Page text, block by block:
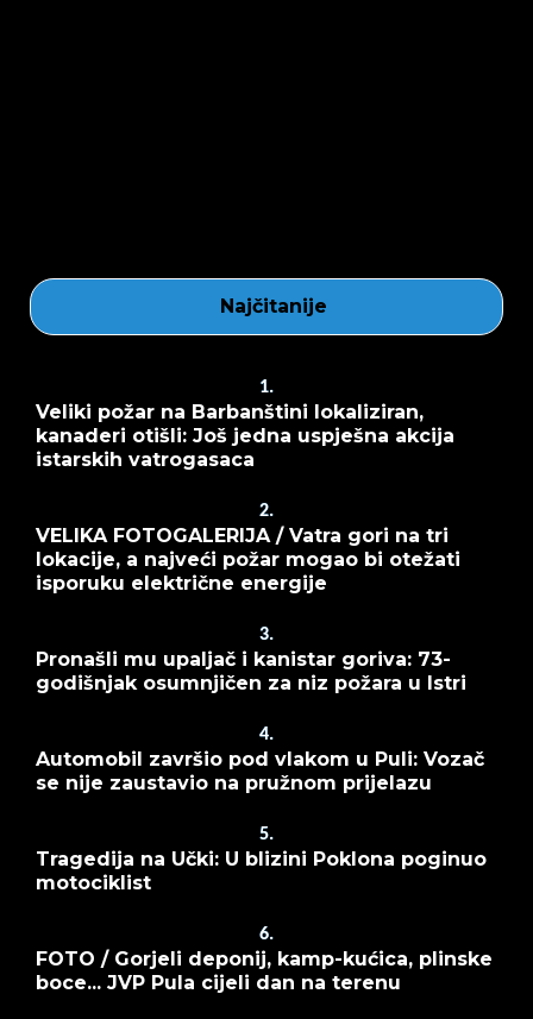
Najčitanije
1.
Veliki požar na Barbanštini lokaliziran,
kanaderi otišli: Još jedna uspješna akcija
istarskih vatrogasaca
2.
VELIKA FOTOGALERIJA / Vatra gori na tri
lokacije, a najveći požar mogao bi otežati
isporuku električne energije
3.
Pronašli mu upaljač i kanistar goriva: 73-
godišnjak osumnjičen za niz požara u Istri
4.
Automobil završio pod vlakom u Puli: Vozač
se nije zaustavio na pružnom prijelazu
5.
Tragedija na Učki: U blizini Poklona poginuo
motociklist
6.
FOTO / Gorjeli deponij, kamp-kućica, plinske
boce... JVP Pula cijeli dan na terenu